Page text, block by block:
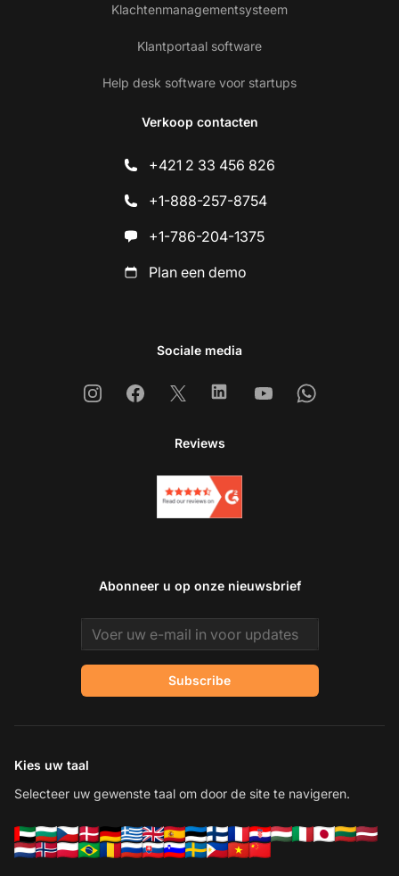
Klachtenmanagementsysteem
Klantportaal software
Help desk software voor startups
Verkoop contacten
+421 2 33 456 826
+1-888-257-8754
+1-786-204-1375
Plan een demo
Sociale media
InstagramFacebook
X LinkedinYoutubeWhatsapp
Reviews
Abonneer u op onze nieuwsbrief
Email address
Subscribe
Kies uw taal
Selecteer uw gewenste taal om door de site te navigeren.